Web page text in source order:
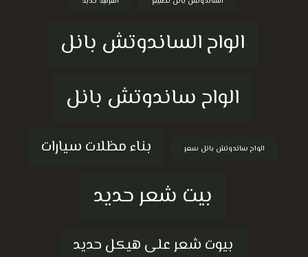
الواح الساندوتش بانل
الواح ساندوتش بانل
الواح ساندوتش بانل سعر بناء مظلات سيارات
بيت شعر حديد
بيوت شعر على هيكل حديد